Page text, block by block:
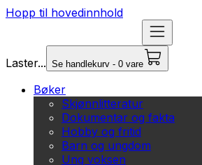
Hopp til hovedinnhold
Laster... Se handlekurv - 0 vare
Bøker
Skjønnlitteratur
Dokumentar og fakta
Hobby og fritid
Barn og ungdom
Ung voksen